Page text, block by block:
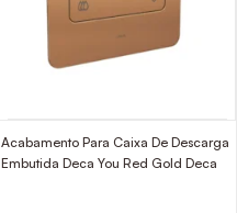
Acabamento Para Caixa De Descarga
Embutida Deca You Red Gold Deca